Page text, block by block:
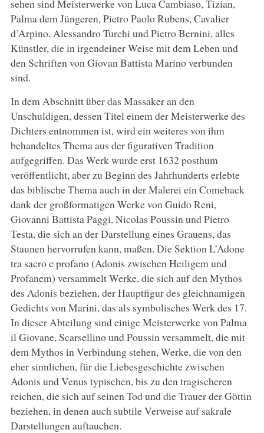
sehen sind Meisterwerke von Luca Cambiaso, Tizian,
Palma dem Jüngeren, Pietro Paolo Rubens, Cavalier
d’Arpino, Alessandro Turchi und Pietro Bernini, alles
Künstler, die in irgendeiner Weise mit dem Leben und
den Schriften von Giovan Battista Marino verbunden
sind.
In dem Abschnitt über das Massaker an den
Unschuldigen, dessen Titel einem der Meisterwerke des
Dichters entnommen ist, wird ein weiteres von ihm
behandeltes Thema aus der figurativen Tradition
aufgegriffen. Das Werk wurde erst 1632 posthum
veröffentlicht, aber zu Beginn des Jahrhunderts erlebte
das biblische Thema auch in der Malerei ein Comeback
dank der großformatigen Werke von Guido Reni,
Giovanni Battista Paggi, Nicolas Poussin und Pietro
Testa, die sich an der Darstellung eines Grauens, das
Staunen hervorrufen kann, maßen. Die Sektion L’Adone
tra sacro e profano (Adonis zwischen Heiligem und
Profanem) versammelt Werke, die sich auf den Mythos
des Adonis beziehen, der Hauptfigur des gleichnamigen
Gedichts von Marini, das als symbolisches Werk des 17.
In dieser Abteilung sind einige Meisterwerke von Palma
il Giovane, Scarsellino und Poussin versammelt, die mit
dem Mythos in Verbindung stehen, Werke, die von den
eher sinnlichen, für die Liebesgeschichte zwischen
Adonis und Venus typischen, bis zu den tragischeren
reichen, die sich auf seinen Tod und die Trauer der Göttin
beziehen, in denen auch subtile Verweise auf sakrale
Darstellungen auftauchen.